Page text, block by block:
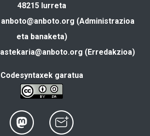
48215 Iurreta
anboto@anboto.org (Administrazioa
eta banaketa)
astekaria@anboto.org (Erredakzioa)
Codesyntaxek garatua